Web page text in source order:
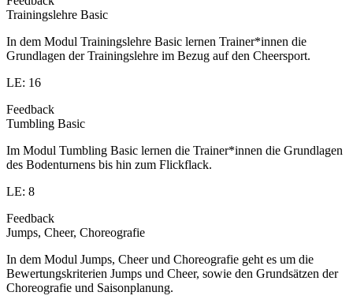
Trainingslehre Basic
In dem Modul Trainingslehre Basic lernen Trainer*innen die
Grundlagen der Trainingslehre im Bezug auf den Cheersport.
LE: 16
Feedback
Tumbling Basic
Im Modul Tumbling Basic lernen die Trainer*innen die Grundlagen
des Bodenturnens bis hin zum Flickflack.
LE: 8
Feedback
Jumps, Cheer, Choreografie
In dem Modul Jumps, Cheer und Choreografie geht es um die
Bewertungskriterien Jumps und Cheer, sowie den Grundsätzen der
Choreografie und Saisonplanung.